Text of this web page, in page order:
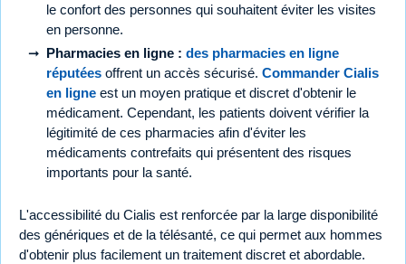
le confort des personnes qui souhaitent éviter les visites
en personne.
Pharmacies en ligne : des pharmacies en ligne
réputées offrent un accès sécurisé. Commander Cialis
en ligne est un moyen pratique et discret d'obtenir le
médicament. Cependant, les patients doivent vérifier la
légitimité de ces pharmacies afin d'éviter les
médicaments contrefaits qui présentent des risques
importants pour la santé.
L'accessibilité du Cialis est renforcée par la large disponibilité
des génériques et de la télésanté, ce qui permet aux hommes
d'obtenir plus facilement un traitement discret et abordable.